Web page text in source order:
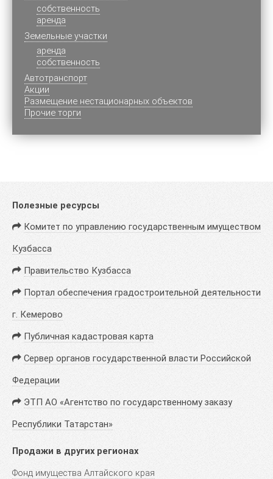
cобственность
аренда
Земельные участки
аренда
собственность
Автотранспорт
Акции
Размещение нестационарных объектов
Прочие торги
Полезные ресурсы
Комитет по управлению государственным имуществом
Кузбасса
Правительство Кузбасса
Портал обеспечения градостроительной деятельности
г. Кемерово
Публичная кадастровая карта
Сервер органов государственной власти Российской
Федерации
ЭТП АО «Агентство по государственному заказу
Республики Татарстан»
Продажи в других регионах
Фонд имущества Алтайского края